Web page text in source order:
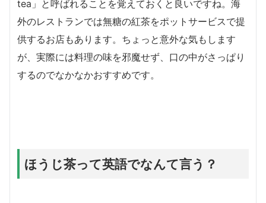
tea」と呼ばれることを覚えておくと良いですね。海
外のレストランでは無糖の紅茶をポットサービスで提
供するお店もあります。ちょっと意外な気もします
が、実際には料理の味を邪魔せず、口の中がさっぱり
するのでなかなかおすすめです。
ほうじ茶って英語でなんて言う？